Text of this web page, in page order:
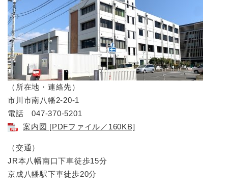
（所在地・連絡先）
市川市南八幡2-20-1
電話 047-370-5201
案内図 [PDFファイル／160KB]
（交通）
JR本八幡南口下車徒歩15分
京成八幡駅下車徒歩20分